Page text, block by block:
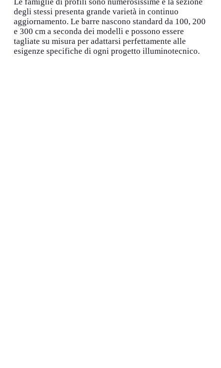
degli stessi presenta grande varietà in continuo
aggiornamento. Le barre nascono standard da 100, 200
e 300 cm a seconda dei modelli e possono essere
tagliate su misura per adattarsi perfettamente alle
esigenze specifiche di ogni progetto illuminotecnico.